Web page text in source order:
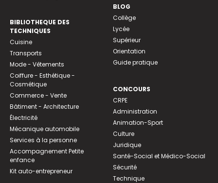
BIBLIOTHEQUE DES
TECHNIQUES
Cuisine
Transports
Mode - Vêtements
Coiffure - Esthétique -
Cosmétique
Commerce - Vente
Bâtiment - Architecture
Électricité
Mécanique automobile
Services à la personne
Accompagnement Petite
enfance
Kit auto-entrepreneur
BLOG
Collège
Lycée
Supérieur
Orientation
Guide pratique
CONCOURS
CRPE
Administration
Animation-Sport
Culture
Juridique
Santé-Social et Médico-Social
Sécurité
Technique